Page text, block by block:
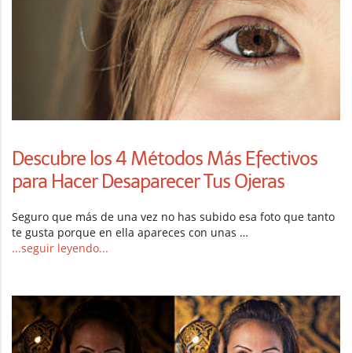
Descubre los 4 Métodos Más Efectivos
para Hacer Desaparecer Tus Ojeras
Seguro que más de una vez no has subido esa foto que tanto
te gusta porque en ella apareces con unas …
...seguir leyendo...